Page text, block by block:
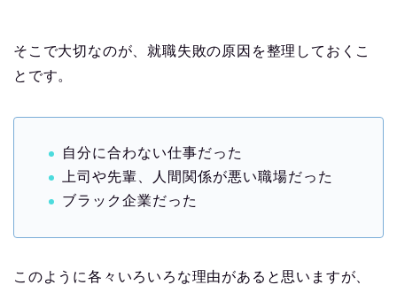
そこで大切なのが、就職失敗の原因を整理しておくこ
とです。
自分に合わない仕事だった
上司や先輩、人間関係が悪い職場だった
ブラック企業だった
このように各々いろいろな理由があると思いますが、